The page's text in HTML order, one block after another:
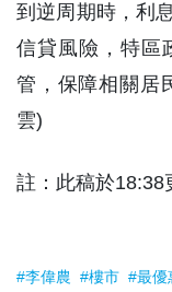
到逆周期時，利
信貸風險，特區
管，保障相關居
雲)
註：此稿於18:38
#李偉農 #樓市 #最優